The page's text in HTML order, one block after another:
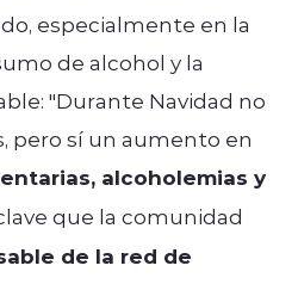
especialmente en la
de alcohol y la
"Durante Navidad no
pero sí un aumento en
alcoholemias y
que la comunidad
de la red de